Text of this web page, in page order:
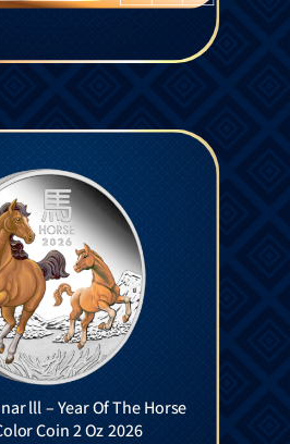
lll – Year Of The Horse
Coin 2 Oz 2026